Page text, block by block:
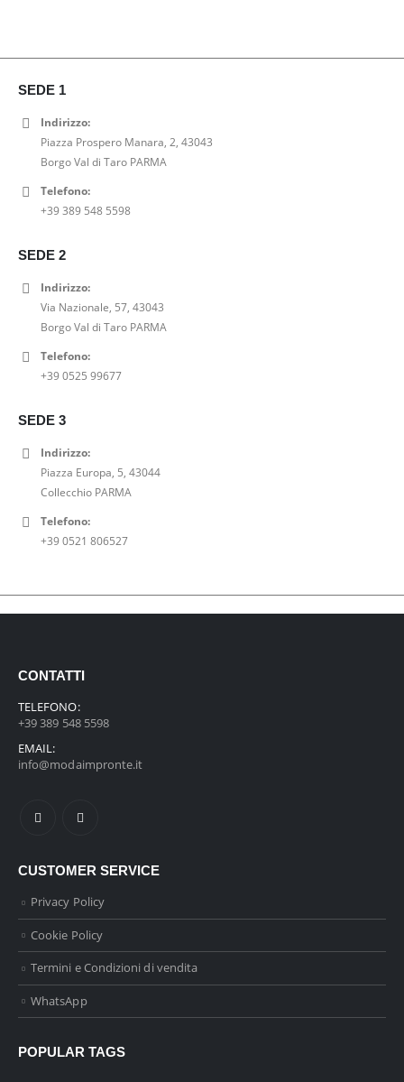
SEDE 1
Indirizzo:
Piazza Prospero Manara, 2, 43043
Borgo Val di Taro PARMA
Telefono:
+39 389 548 5598
SEDE 2
Indirizzo:
Via Nazionale, 57, 43043
Borgo Val di Taro PARMA
Telefono:
+39 0525 99677
SEDE 3
Indirizzo:
Piazza Europa, 5, 43044
Collecchio PARMA
Telefono:
+39 0521 806527
CONTATTI
TELEFONO:
+39 389 548 5598
EMAIL:
info@modaimpronte.it
CUSTOMER SERVICE
Privacy Policy
Cookie Policy
Termini e Condizioni di vendita
WhatsApp
POPULAR TAGS